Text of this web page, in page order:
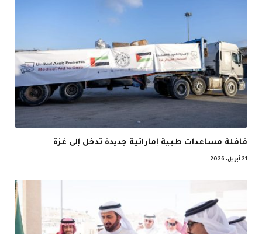
قافلة مساعدات طبية إماراتية جديدة تدخل إلى غزة
21 أبريل، 2026